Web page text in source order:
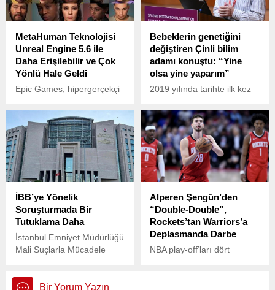
yorgan gibi örttüğünü ve
arttığını ifade etti.
bunun da motivasyon kaybı,
belirtilere yol açabileceğini
söyledi.
MetaHuman Teknolojisi
Unreal Engine 5.6 ile
Daha Erişilebilir ve Çok
Yönlü Hale Geldi
Epic Games, hipergerçekçi
yaratmayı sağlayan
MetaHuman teknolojisini
daha geniş kitlelere
ulaştıracak önemli bir
gelişmeyi duyurdu.
Bebeklerin genetiğini
değiştiren Çinli bilim
adamı konuştu: “Yine
olsa yine yaparım”
2019 yılında tarihte ilk kez
değiştirdiği için üç yıl hapis
cezasına çarptırılan Çinli
bilim insanı He Jiankui,
yaptığından pişman
olmadığını ve şansı olursa
tekrar yapacağını dile
İBB’ye Yönelik
Soruşturmada Bir
Tutuklama Daha
İstanbul Emniyet Müdürlüğü
Mali Suçlarla Mücadele
Belediyesi (İBB) ile
Alperen Şengün’den
“Double-Double”,
Rockets’tan Warriors’a
Deplasmanda Darbe
NBA play-off’ları dört
Bir Yorum Yazın